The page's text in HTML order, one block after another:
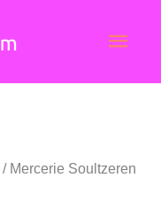
/ Mercerie Soultzeren